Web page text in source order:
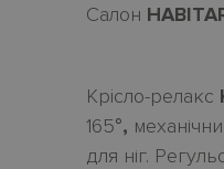
Салон
Крiсло-релакс
165°,
для ніг.